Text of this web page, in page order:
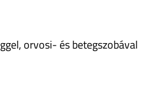
orvosi- és betegszobával